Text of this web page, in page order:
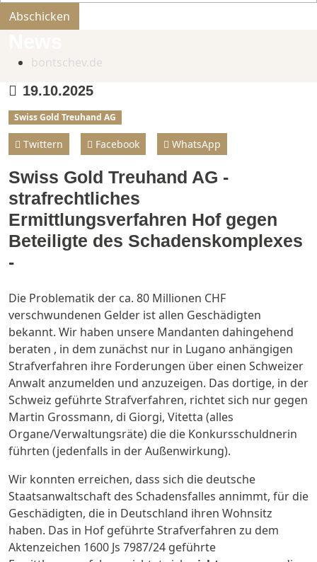
Bitte nicht ausfüllen.
Abschicken
bontschev.de
19.10.2025
Swiss Gold Treuhand AG
Twittern Facebook WhatsApp
Swiss Gold Treuhand AG -
strafrechtliches
Ermittlungsverfahren Hof gegen
Beteiligte des Schadenskomplexes
-
Die Problematik der ca. 80 Millionen CHF
verschwundenen Gelder ist allen Geschädigten
bekannt. Wir haben unsere Mandanten dahingehend
beraten , in dem zunächst nur in Lugano anhängigen
Strafverfahren ihre Forderungen über einen Schweizer
Anwalt anzumelden und anzuzeigen. Das dortige, in der
Schweiz geführte Strafverfahren, richtet sich nur gegen
Martin Grossmann, di Giorgi, Vitetta (alles
Organe/Verwaltungsräte) die die Konkursschuldnerin
führten (jedenfalls in der Außenwirkung).
Wir konnten erreichen, dass sich die deutsche
Staatsanwaltschaft des Schadensfalles annimmt, für die
Geschädigten, die in Deutschland ihren Wohnsitz
haben. Das in Hof geführte Strafverfahren zu dem
Aktenzeichen 1600 Js 7987/24 geführte